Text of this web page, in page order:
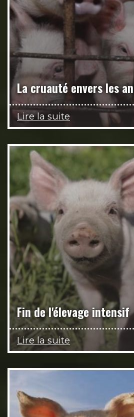
La cruauté envers les
Lire la suite
Fin de l'élevage intensif
Lire la suite